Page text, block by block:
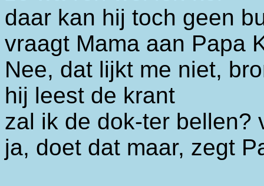
daar kan hij toch geen
vraagt Mama aan Papa
Nee, dat lijkt me niet,
hij leest de krant
zal ik de dok-ter bellen?
ja, doet dat maar, zegt